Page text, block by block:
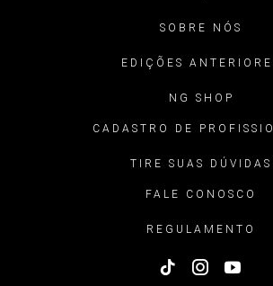
SOBRE NÓS
EDIÇÕES
NG SHOP
CADASTRO DE
TIRE SUAS DÚVIDAS
FALE CONOSCO
REGULAMENTO